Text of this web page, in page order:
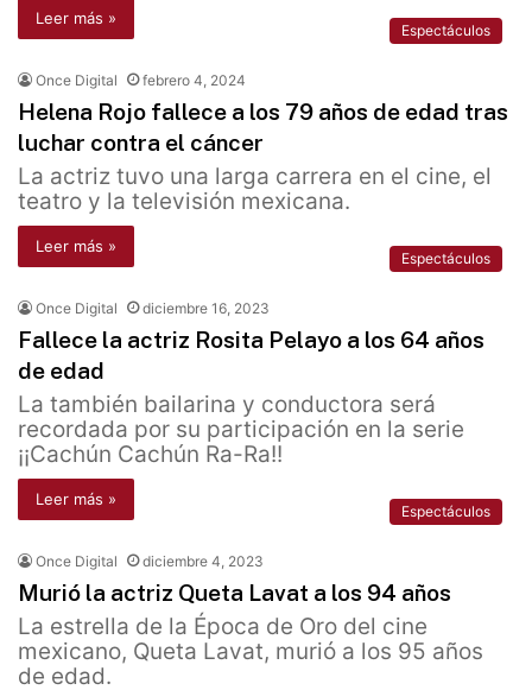
Leer más »
Espectáculos
Once Digital febrero 4, 2024
Helena Rojo fallece a los 79 años de edad tras
luchar contra el cáncer
La actriz tuvo una larga carrera en el cine, el
teatro y la televisión mexicana.
Leer más »
Espectáculos
Once Digital diciembre 16, 2023
Fallece la actriz Rosita Pelayo a los 64 años
de edad
La también bailarina y conductora será
recordada por su participación en la serie
¡¡Cachún Cachún Ra-Ra!!
Leer más »
Espectáculos
Once Digital diciembre 4, 2023
Murió la actriz Queta Lavat a los 94 años
La estrella de la Época de Oro del cine
mexicano, Queta Lavat, murió a los 95 años
de edad.